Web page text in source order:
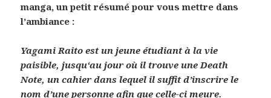
manga, un petit résumé pour vous mettre dans
l’ambiance :
Yagami Raito est un jeune étudiant à la vie
paisible, jusqu‘au jour où il trouve une Death
Note, un cahier dans lequel il suffit d’inscrire le
nom d’une personne afin que celle-ci meure.